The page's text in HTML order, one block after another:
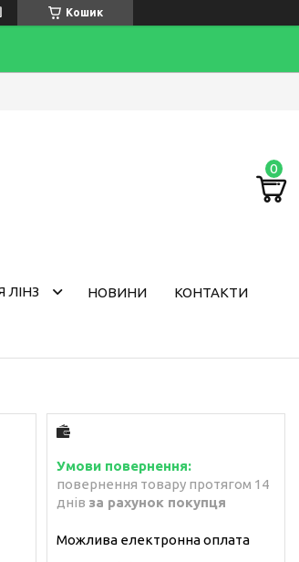
Кошик
ЛІНЗ НОВИНИ КОНТАКТИ
повернення товару протягом 14
днів за рахунок покупця